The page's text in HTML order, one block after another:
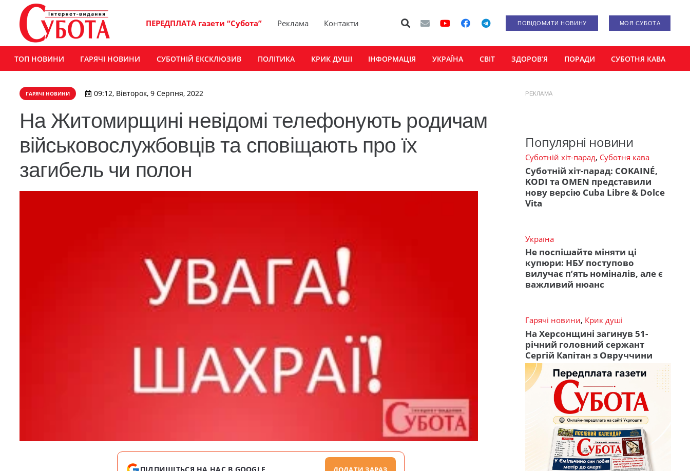
ПЕРЕДПЛАТА газети “Субота” Реклама Контакти ПОВІДОМИТИ НОВИНУ МОЯ СУБОТА
ТОП НОВИНИ ГАРЯЧІ НОВИНИ СУБОТНІЙ ЕКСКЛЮЗИВ ПОЛІТИКА КРИК ДУШІ ІНФОРМАЦІЯ УКРАЇНА СВІТ ЗДОРОВ’Я ПОРАДИ СУБОТНЯ КАВА
ГАРЯЧІ НОВИНИ 09:12, Вівторок, 9 Серпня, 2022
На Житомирщині невідомі телефонують родичам
військовослужбовців та сповіщають про їх
загибель чи полон
РЕКЛАМА
Популярні новини
Суботній хіт-парад, Суботня кава
Суботній хіт-парад: COKAINÉ,
KODI та OMEN представили
нову версію Cuba Libre & Dolce
Vita
Україна
Не поспішайте міняти ці
купюри: НБУ поступово
вилучає п’ять номіналів, але є
важливий нюанс
Гарячі новини, Крик душі
На Херсонщині загинув 51-
річний головний сержант
Сергій Капітан з Овруччини